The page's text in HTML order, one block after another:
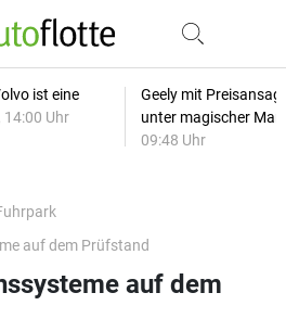
ist eine
Uhr
Geely mit
unter magischer
09:48 Uhr
auf dem Prüfstand
auf dem